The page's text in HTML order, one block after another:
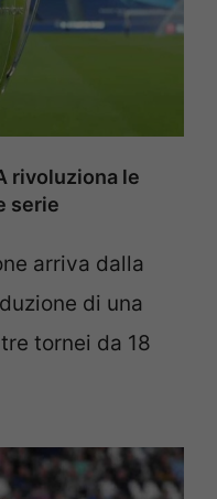
rivoluziona le
serie
arriva dalla
di una
tornei da 18